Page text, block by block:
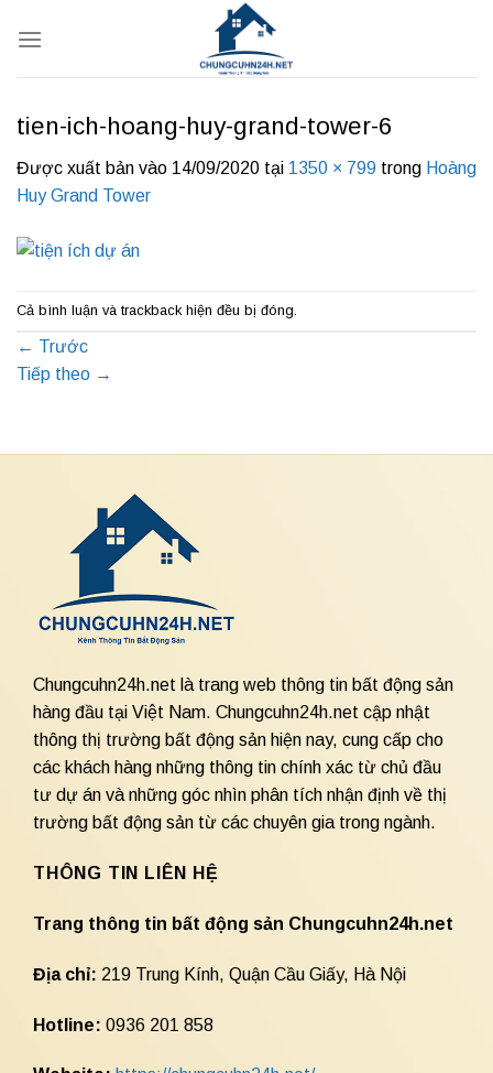
qua
tien-ich-hoang-huy-grand-tower-6
Được xuất bản vào 14/09/2020 tại 1350 × 799 trong Hoàng
Huy Grand Tower
Cả bình luận và trackback hiện đều bị đóng.
← Trước
Tiếp theo →
Chungcuhn24h.net là trang web thông tin bất động sản
hàng đầu tại Việt Nam. Chungcuhn24h.net cập nhật
thông thị trường bất động sản hiện nay, cung cấp cho
các khách hàng những thông tin chính xác từ chủ đầu
tư dự án và những góc nhìn phân tích nhận định về thị
trường bất động sản từ các chuyên gia trong ngành.
THÔNG TIN LIÊN HỆ
Trang thông tin bất động sản Chungcuhn24h.net
Địa chỉ: 219 Trung Kính, Quận Cầu Giấy, Hà Nội
Hotline: 0936 201 858